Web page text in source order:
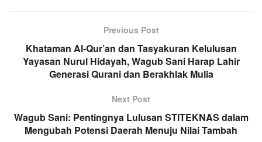
Previous Post
Khataman Al-Qur’an dan Tasyakuran Kelulusan
Yayasan Nurul Hidayah, Wagub Sani Harap Lahir
Generasi Qurani dan Berakhlak Mulia
Next Post
Wagub Sani: Pentingnya Lulusan STITEKNAS dalam
Mengubah Potensi Daerah Menuju Nilai Tambah